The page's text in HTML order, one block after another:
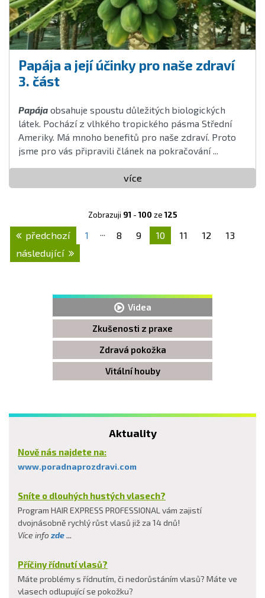
Papája a její účinky pro naše zdraví
3. část
Papája obsahuje spoustu důležitých biologických
látek. Pochází z vlhkého tropického pásma Střední
Ameriky. Má mnoho benefitů pro naše zdraví. Proto
jsme pro vás připravili článek na pokračování ...
více
Zobrazuji 91 -100 ze125
předchozí 1 ... 8 9 10 11 12
13
následující
Videa
Zkušenosti z praxe
Zdravá pokožka
Vitální houby
Aktuality
Nově nás najdete na:
www.poradnaprozdravi.com
Sníte o dlouhých hustých vlasech?
Program HAIR EXPRESS PROFESSIONAL vám zajistí
dvojnásobně rychlý růst vlasů již za 14 dnů!
Více info zde...
Příčiny řídnutí vlasů?
Máte problémy s řídnutím, či nedorůstáním vlasů? Máte ve
vlasech odlupující se pokožku?